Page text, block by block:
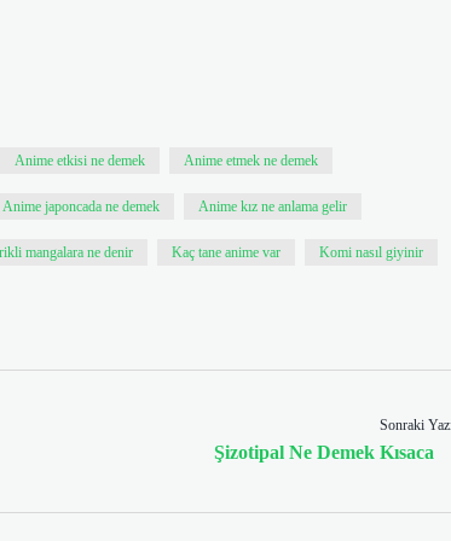
Anime etkisi ne demek Anime etmek ne demek
Anime japoncada ne demek Anime kız ne anlama gelir
mangalara ne denir Kaç tane anime var Komi nasıl giyinir
Sonraki
Şizotipal Ne Demek Kısaca